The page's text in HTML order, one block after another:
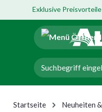
Hauptinhalt springen
Zur Navigation der B2B-
Exklusive
Startseite Neuheiten